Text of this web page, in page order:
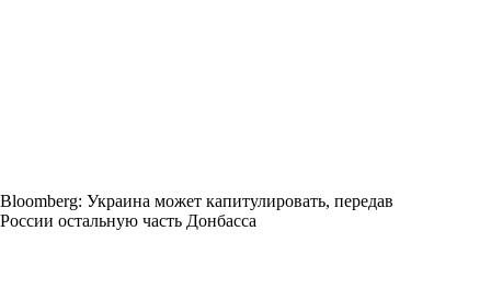
Bloomberg: Украина может капитулировать, передав
России остальную часть Донбасса